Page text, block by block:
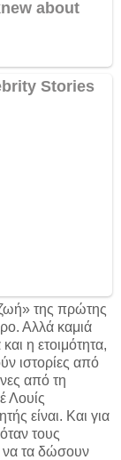
της πρώτης
Αλλά καμιά
η ετοιμότητα,
ιστορίες από
από τη
Λουίς
είναι. Και για
τους
να τα δώσουν